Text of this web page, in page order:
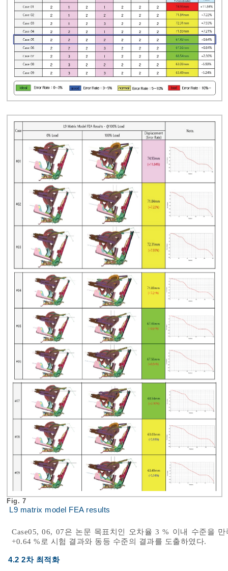
Fig. 7
L9 matrix model FEA results
Case05, 06, 07은 논문 목표치인 오차율 3 % 이내 수준을
+0.64 %로 시험 결과와 동등 수준의 결과를 도출하였다.
4.2 2차 최적화